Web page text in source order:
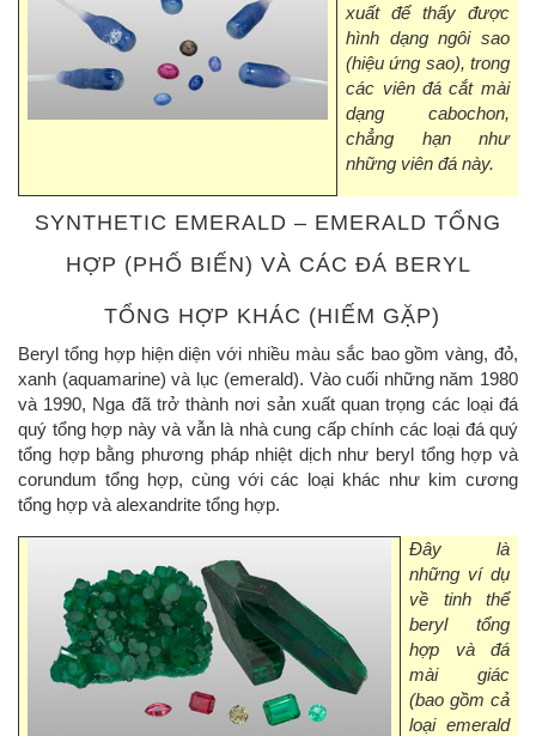
xuất để thấy được
hình dạng ngôi sao
(hiệu ứng sao), trong
các viên đá cắt mài
dạng cabochon,
chẳng hạn như
những viên đá này.
SYNTHETIC EMERALD – EMERALD TỔNG
HỢP (PHỔ BIẾN) VÀ CÁC ĐÁ BERYL
TỔNG HỢP KHÁC (HIẾM GẶP)
Beryl tổng hợp hiện diện với nhiều màu sắc bao gồm vàng, đỏ,
xanh (aquamarine) và lục (emerald). Vào cuối những năm 1980
và 1990, Nga đã trở thành nơi sản xuất quan trọng các loại đá
quý tổng hợp này và vẫn là nhà cung cấp chính các loại đá quý
tổng hợp bằng phương pháp nhiệt dịch như beryl tổng hợp và
corundum tổng hợp, cùng với các loại khác như kim cương
tổng hợp và alexandrite tổng hợp.
Đây là
những ví dụ
về tinh thể
beryl tổng
hợp và đá
mài giác
(bao gồm cả
loại emerald